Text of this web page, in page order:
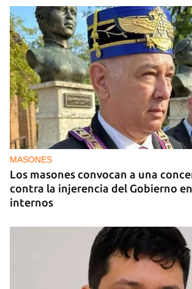
MIAMI
La hija de un diplomático castrista
EE UU en 2003 está bajo custodia
MASONES
Los masones convocan a una
contra la injerencia del Gobierno
internos